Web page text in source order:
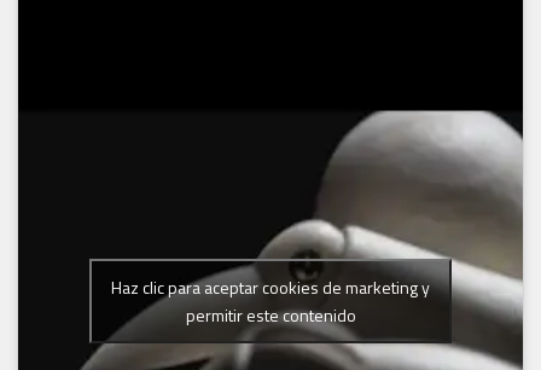
Haz clic para aceptar cookies de marketing y
permitir este contenido